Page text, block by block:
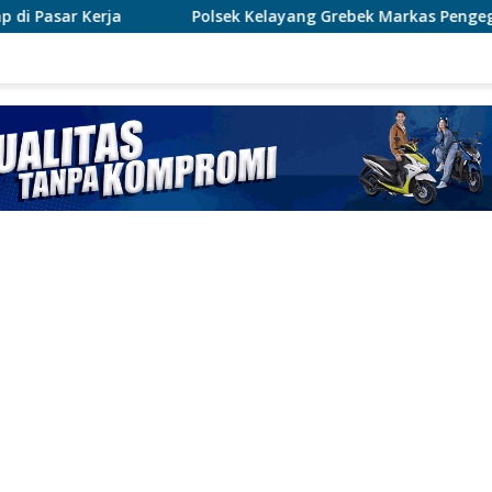
Grebek Markas Pengegedar Sabu, Ada Lubang